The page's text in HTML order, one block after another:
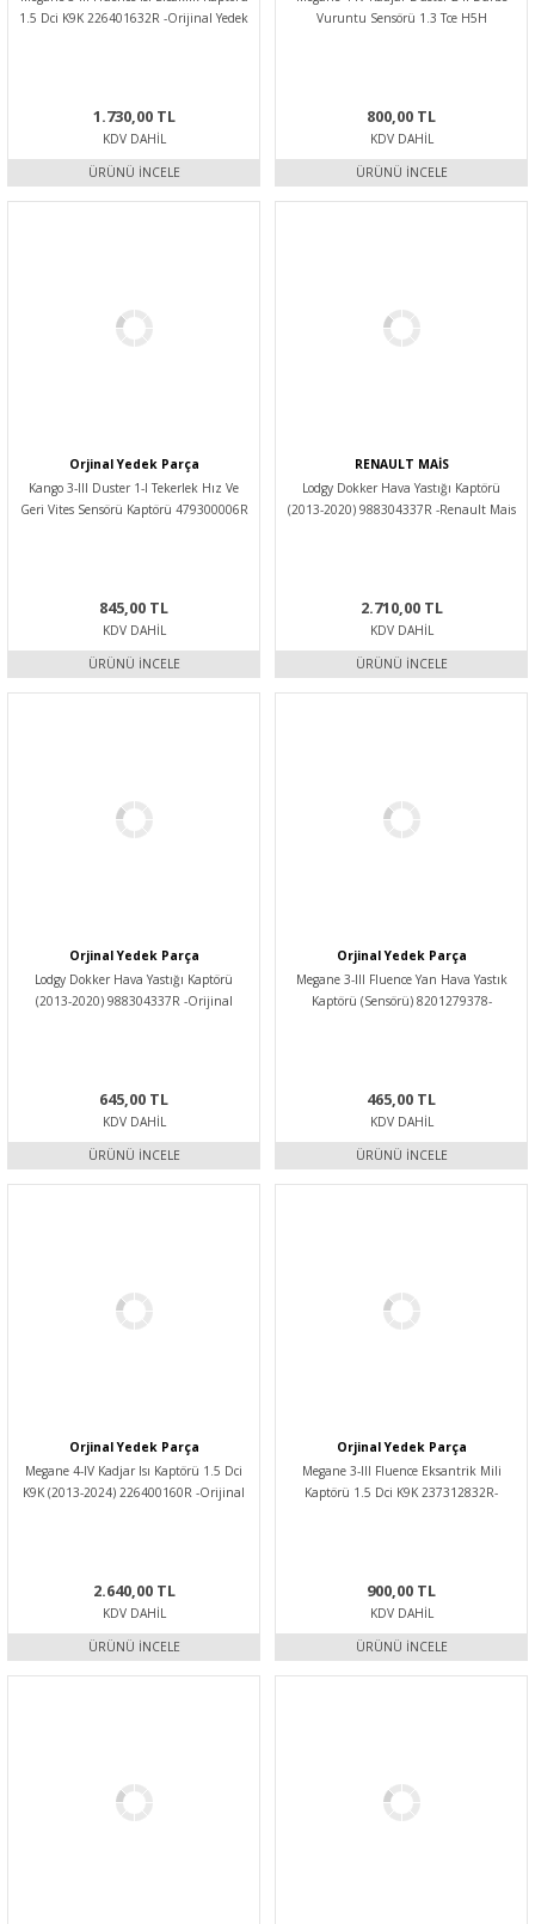
1.5 Dci K9K 226401632R -Orijinal Yedek
1.730,00 TL
KDV DAHIL
ÜRÜNÜ İNCELE
Vuruntu Sensörü 1.3 Tce H5H
800,00 TL
KDV DAHIL
ÜRÜNÜ İNCELE
Orjinal Yedek Parça
Kango 3-III Duster 1-I Tekerlek Hız Ve
Geri Vites Sensörü Kaptörü 479300006R
845,00 TL
KDV DAHIL
ÜRÜNÜ İNCELE
RENAULT MAİS
Lodgy Dokker Hava Yastığı Kaptörü
(2013-2020) 988304337R -Renault Mais
2.710,00 TL
KDV DAHIL
ÜRÜNÜ İNCELE
Orjinal Yedek Parça
Lodgy Dokker Hava Yastığı Kaptörü
(2013-2020) 988304337R -Orijinal
645,00 TL
KDV DAHIL
ÜRÜNÜ İNCELE
Orjinal Yedek Parça
Megane 3-III Fluence Yan Hava Yastık
Kaptörü (Sensörü) 8201279378-
465,00 TL
KDV DAHIL
ÜRÜNÜ İNCELE
Orjinal Yedek Parça
Megane 4-IV Kadjar Isı Kaptörü 1.5 Dci
K9K (2013-2024) 226400160R -Orijinal
2.640,00 TL
KDV DAHIL
ÜRÜNÜ İNCELE
Orjinal Yedek Parça
Megane 3-III Fluence Eksantrik Mili
Kaptörü 1.5 Dci K9K 237312832R-
900,00 TL
KDV DAHIL
ÜRÜNÜ İNCELE